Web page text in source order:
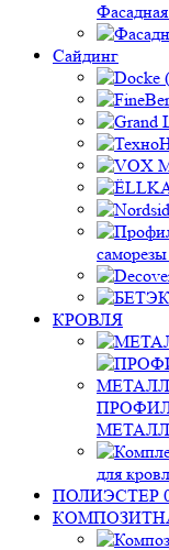
Сайдинг
КРОВЛЯ
для
ПОЛИЭСТЕР